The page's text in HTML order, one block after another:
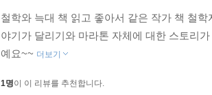
철학와 늑대 책 읽고 좋아서 같은 작가 책 철
야기가 달리기와 마라톤 자체에 대한 스토리
예요~~ 더보기
1명이 이 리뷰를 추천합니다.